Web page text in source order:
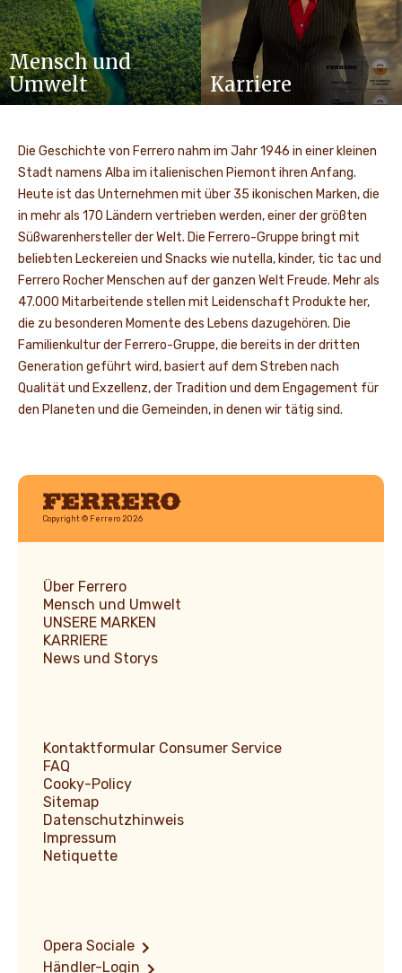
Mensch und
Umwelt
Karriere
Die Geschichte von Ferrero nahm im Jahr 1946 in einer kleinen
Stadt namens Alba im italienischen Piemont ihren Anfang.
Heute ist das Unternehmen mit über 35 ikonischen Marken, die
in mehr als 170 Ländern vertrieben werden, einer der größten
Süßwarenhersteller der Welt. Die Ferrero-Gruppe bringt mit
beliebten Leckereien und Snacks wie nutella, kinder, tic tac und
Ferrero Rocher Menschen auf der ganzen Welt Freude. Mehr als
47.000 Mitarbeitende stellen mit Leidenschaft Produkte her,
die zu besonderen Momente des Lebens dazugehören. Die
Familienkultur der Ferrero-Gruppe, die bereits in der dritten
Generation geführt wird, basiert auf dem Streben nach
Qualität und Exzellenz, der Tradition und dem Engagement für
den Planeten und die Gemeinden, in denen wir tätig sind.
Ferrero
Copyright © Ferrero 2026
Über Ferrero
Mensch und Umwelt
UNSERE MARKEN
KARRIERE
News und Storys
Kontaktformular Consumer Service
FAQ
Cooky-Policy
Sitemap
Datenschutzhinweis
Impressum
Netiquette
Opera Sociale
Händler-Login